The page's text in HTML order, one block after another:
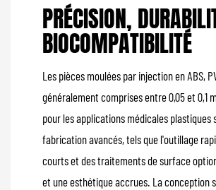
PRÉCISION,
BIOCOMPATIBILITÉ
Les pièces moulées par injection en ABS,
généralement comprises entre 0,05 et
pour les applications médicales
fabrication avancés, tels que l'outillage
courts et des traitements de surface
et une esthétique accrues. La conception